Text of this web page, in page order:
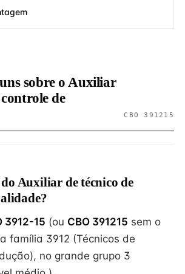
sobre o Auxiliar
de
CBO 391215
Auxiliar de técnico de
3912-15 (ou CBO 391215 sem o
família 3912 (Técnicos de
no grande grupo 3